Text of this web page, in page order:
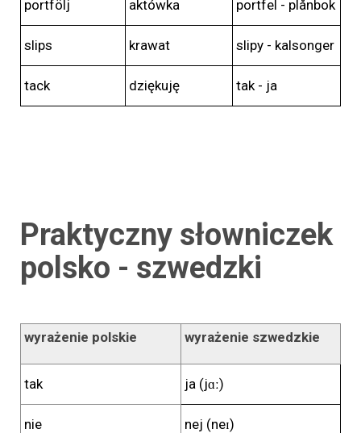
portfölj aktówka portfel - plånbok
slips krawat slipy - kalsonger
tack dziękuję tak - ja
Praktyczny słowniczek
polsko - szwedzki
wyrażenie polskie wyrażenie szwedzkie
tak ja (jɑː)
nie nej (neɪ)